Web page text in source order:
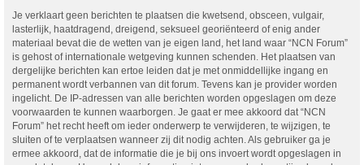
Je verklaart geen berichten te plaatsen die kwetsend, obsceen, vulgair,
lasterlijk, haatdragend, dreigend, seksueel georiënteerd of enig ander
materiaal bevat die de wetten van je eigen land, het land waar “NCN Forum”
is gehost of internationale wetgeving kunnen schenden. Het plaatsen van
dergelijke berichten kan ertoe leiden dat je met onmiddellijke ingang en
permanent wordt verbannen van dit forum. Tevens kan je provider worden
ingelicht. De IP-adressen van alle berichten worden opgeslagen om deze
voorwaarden te kunnen waarborgen. Je gaat er mee akkoord dat “NCN
Forum” het recht heeft om ieder onderwerp te verwijderen, te wijzigen, te
sluiten of te verplaatsen wanneer zij dit nodig achten. Als gebruiker ga je
ermee akkoord, dat de informatie die je bij ons invoert wordt opgeslagen in